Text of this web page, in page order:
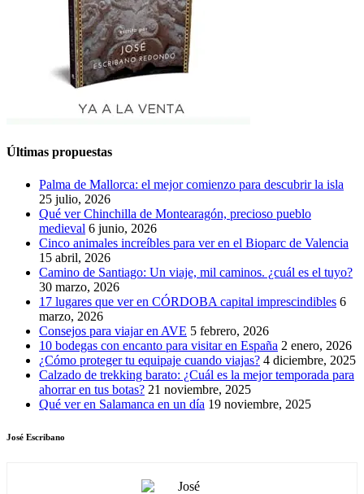
Últimas propuestas
Palma de Mallorca: el mejor comienzo para descubrir la isla
25 julio, 2026
Qué ver Chinchilla de Montearagón, precioso pueblo
medieval 6 junio, 2026
Cinco animales increíbles para ver en el Bioparc de Valencia
15 abril, 2026
Camino de Santiago: Un viaje, mil caminos. ¿cuál es el tuyo?
30 marzo, 2026
17 lugares que ver en CÓRDOBA capital imprescindibles 6
marzo, 2026
Consejos para viajar en AVE 5 febrero, 2026
10 bodegas con encanto para visitar en España 2 enero, 2026
¿Cómo proteger tu equipaje cuando viajas? 4 diciembre, 2025
Calzado de trekking barato: ¿Cuál es la mejor temporada para
ahorrar en tus botas? 21 noviembre, 2025
Qué ver en Salamanca en un día 19 noviembre, 2025
José Escribano